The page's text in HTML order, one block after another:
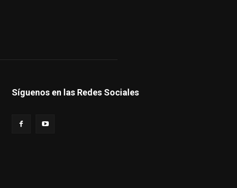
Síguenos en las Redes Sociales